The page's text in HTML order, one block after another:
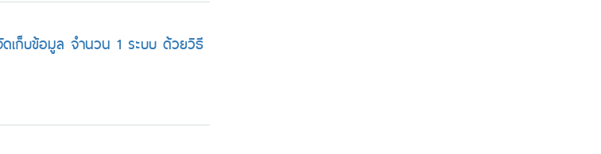
เก็บข้อมูล จำนวน 1 ระบบ ด้วยวิธี